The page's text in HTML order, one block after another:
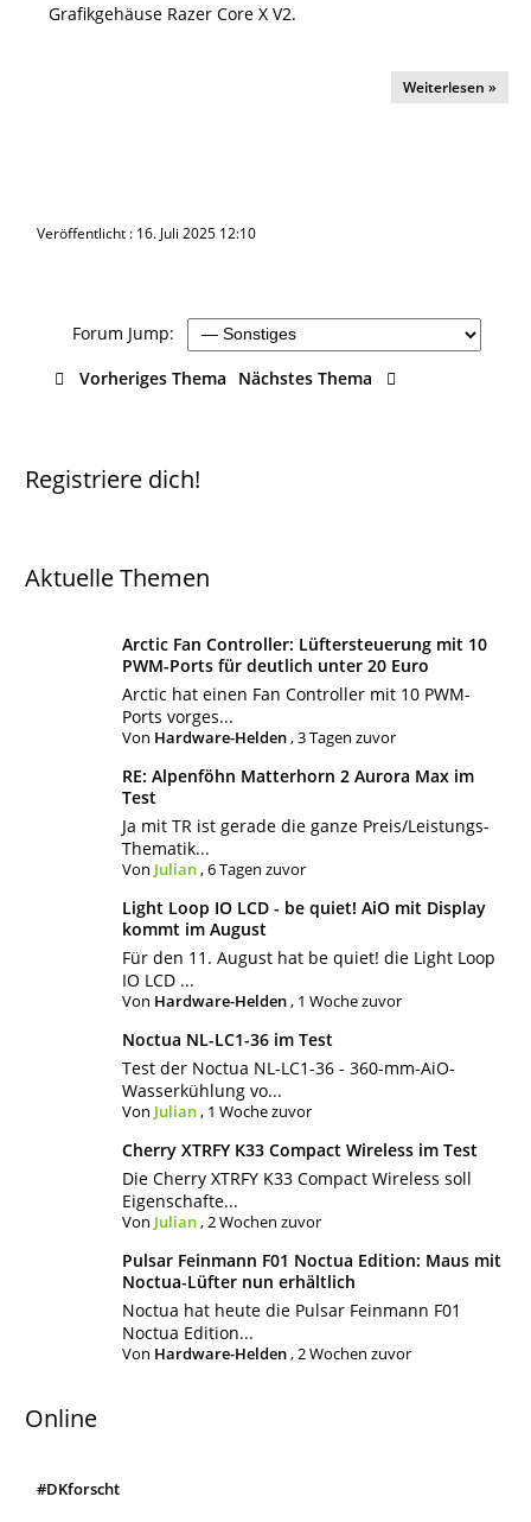
Grafikgehäuse Razer Core X V2.
Weiterlesen »
Veröffentlicht : 16. Juli 2025 12:10
Forum Jump:
Vorheriges Thema
Nächstes Thema
Registriere dich!
Aktuelle Themen
Arctic Fan Controller: Lüftersteuerung mit 10
PWM-Ports für deutlich unter 20 Euro
Arctic hat einen Fan Controller mit 10 PWM-
Ports vorges...
Von Hardware-Helden,3 Tagen zuvor
RE: Alpenföhn Matterhorn 2 Aurora Max im
Test
Ja mit TR ist gerade die ganze Preis/Leistungs-
Thematik...
Von Julian,6 Tagen zuvor
Light Loop IO LCD - be quiet! AiO mit Display
kommt im August
Für den 11. August hat be quiet! die Light Loop
IO LCD ...
Von Hardware-Helden, 1 Woche zuvor
Noctua NL-LC1-36 im Test
Test der Noctua NL-LC1-36 - 360-mm-AiO-
Wasserkühlung vo...
Von Julian, 1 Woche zuvor
Cherry XTRFY K33 Compact Wireless im Test
Die Cherry XTRFY K33 Compact Wireless soll
Eigenschafte...
Von Julian,2 Wochen zuvor
Pulsar Feinmann F01 Noctua Edition: Maus mit
Noctua-Lüfter nun erhältlich
Noctua hat heute die Pulsar Feinmann F01
Noctua Edition...
Von Hardware-Helden,2 Wochen zuvor
Online
#DKforscht